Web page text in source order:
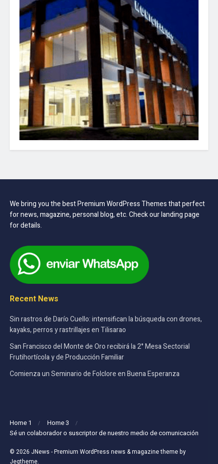
We bring you the best Premium WordPress Themes that perfect
for news, magazine, personal blog, etc. Check our landing page
for details.
Recent News
Sin rastros de Darío Cuello: intensifican la búsqueda con drones,
kayaks, perros y rastrillajes en Tilisarao
San Francisco del Monte de Oro recibirá la 2° Mesa Sectorial
Frutihortícola y de Producción Familiar
Comienza un Seminario de Folclore en Buena Esperanza
Home 1
Home 3
Sé un colaborador o suscriptor de nuestro medio de comunicación
© 2026 JNews - Premium WordPress news & magazine theme by
Jegtheme.